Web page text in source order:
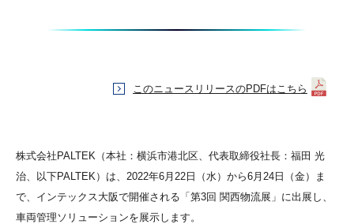
このニュースリリースのPDFはこちら
株式会社PALTEK（本社：横浜市港北区、代表取締役社長：福田 光
治、以下PALTEK）は、2022年6月22日（水）から6月24日（金）ま
で、インテックス大阪で開催される「第3回 関西物流展」に出展し、
車両管理ソリューションを展示します。